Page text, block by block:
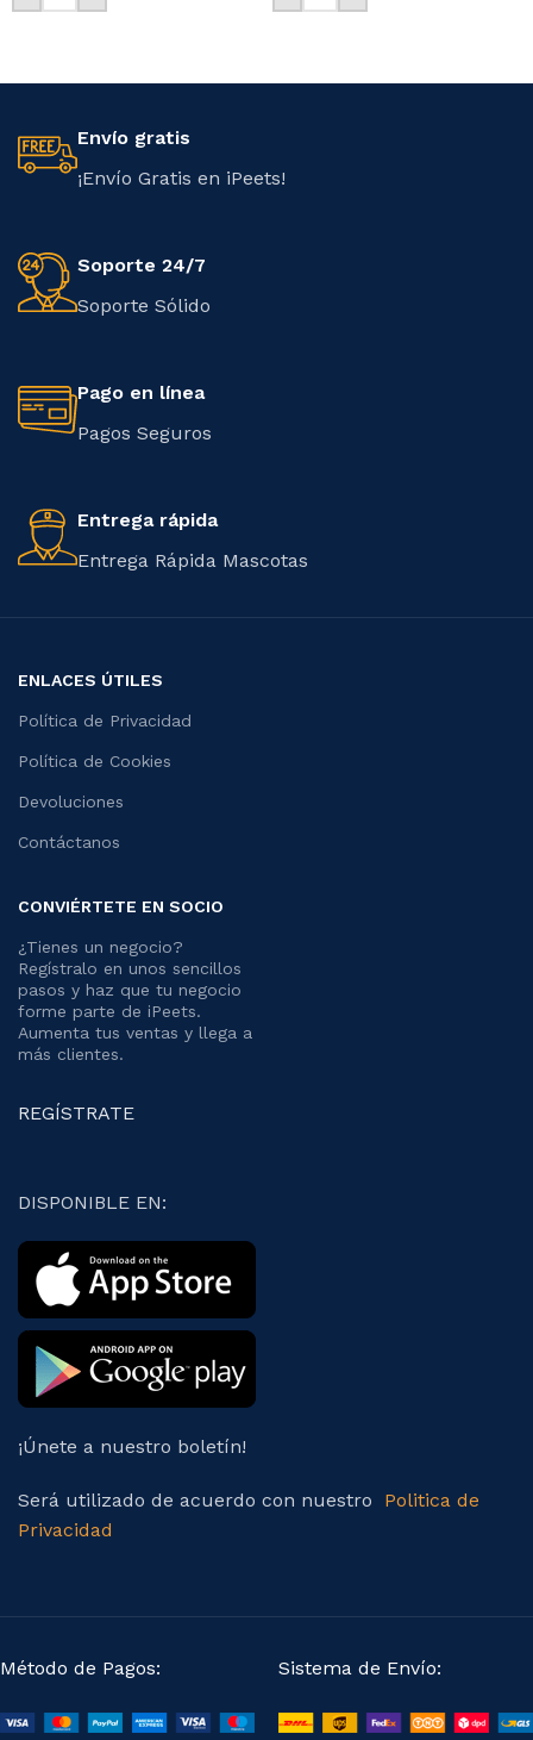
Envío gratis
¡Envío Gratis en iPeets!
Soporte 24/7
Soporte Sólido
Pago en línea
Pagos Seguros
Entrega rápida
Entrega Rápida Mascotas
ENLACES ÚTILES
Política de Privacidad
Política de Cookies
Devoluciones
Contáctanos
CONVIÉRTETE EN SOCIO
¿Tienes un negocio?
Regístralo en unos sencillos
pasos y haz que tu negocio
forme parte de iPeets.
Aumenta tus ventas y llega a
más clientes.
REGÍSTRATE
DISPONIBLE EN:
¡Únete a nuestro boletín!
Será utilizado de acuerdo con nuestro Politica de
Privacidad
Método de Pagos: Sistema de Envío: